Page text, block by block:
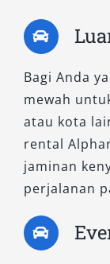
premium
Unit ini
atau Stasiun
5.
Sebagai
menawarkan
dengan fitur
yang lapang,
Bagi Anda
mewah
atau kota
rental
jaminan
perjalanan